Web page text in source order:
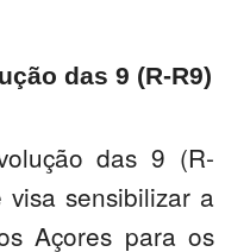
das 9 (R-R9)
das 9 (R-
sensibilizar a
Açores para os